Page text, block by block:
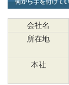
会社名
所在地
本社